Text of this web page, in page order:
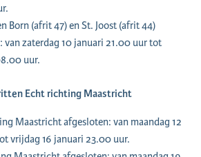
Born (afrit 47) en St. Joost (afrit 44)
zaterdag 10 januari 21.00 uur tot
uur.
Echt richting Maastricht
Maastricht afgesloten: van maandag 12
vrijdag 16 januari 23.00 uur.